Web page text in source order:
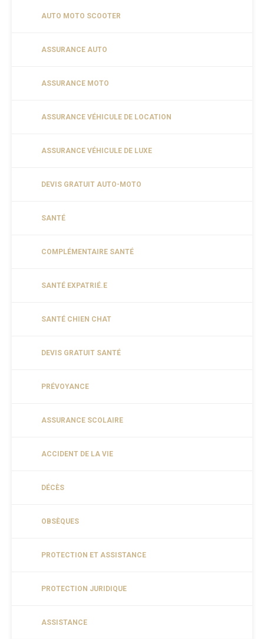
AUTO MOTO SCOOTER
ASSURANCE AUTO
ASSURANCE MOTO
ASSURANCE VÉHICULE DE LOCATION
ASSURANCE VÉHICULE DE LUXE
DEVIS GRATUIT AUTO-MOTO
SANTÉ
COMPLÉMENTAIRE SANTÉ
SANTÉ EXPATRIÉ.E
SANTÉ CHIEN CHAT
DEVIS GRATUIT SANTÉ
PRÉVOYANCE
ASSURANCE SCOLAIRE
ACCIDENT DE LA VIE
DÉCÈS
OBSÈQUES
PROTECTION ET ASSISTANCE
PROTECTION JURIDIQUE
ASSISTANCE